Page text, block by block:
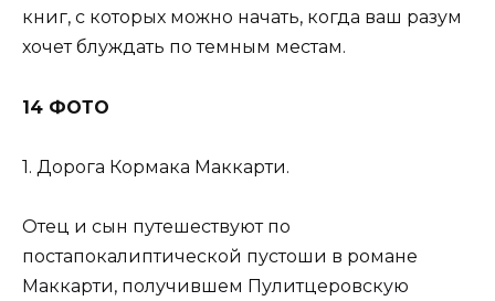
книг, с которых можно начать, когда ваш разум
хочет блуждать по темным местам.
14 ФОТО
1. Дорога Кормака Маккарти.
Отец и сын путешествуют по
постапокалиптической пустоши в романе
Маккарти, получившем Пулитцеровскую